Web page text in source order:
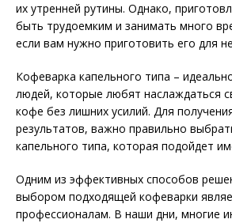
их утренней рутины. Однако,
быть трудоемким и занимать много
если вам нужно приготовить его для
Кофеварка капельного типа –
людей, которые любят наслаждаться
кофе без лишних усилий. Для
результатов, важно правильно
капельного типа, которая подойдет
Одним из эффективных способов
выбором подходящей кофеварки
профессионалам. В наши дни, многие